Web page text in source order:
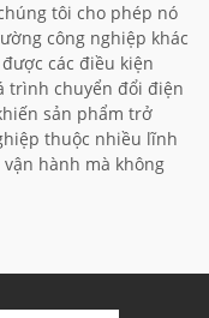
tôi cho phép nó
công nghiệp khác
các điều kiện
trình chuyển đổi điện
sản phẩm trở
thuộc nhiều lĩnh
hành mà không